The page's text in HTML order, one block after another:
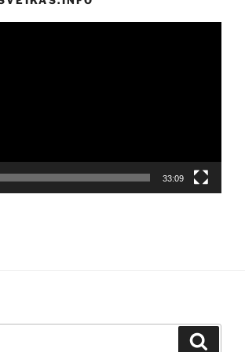
33:09